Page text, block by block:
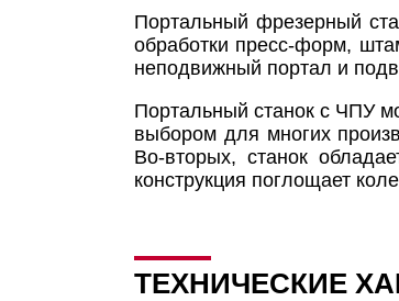
Портальный фрезерный
обработки пресс-форм,
неподвижный портал и
Портальный станок с ЧПУ
выбором для многих
Во-вторых, станок
конструкция поглощает
ТЕХНИЧЕСКИЕ